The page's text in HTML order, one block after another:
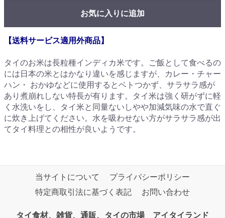
お気に入りに追加
【送料サービス適用外商品】
タイのお米は長粒種インディカ米です。ご飯として食べるの
には日本の米とはかなり違いを感じますが、カレー・チャー
ハン・ おかゆなどに使用するとベトつかず、サラサラ感が
あり煮崩れしない特長が有ります。タイ米は強く研がずに軽
く水洗いをし、タイ米と同量ないしやや加減気味の水で直ぐ
に炊き上げてください。水を吸わせない方がサラサラ感が出
てタイ料理との相性が良いようです。
当サイトについて
プライバシーポリシー
特定商取引法に基づく表記
お問い合わせ
タイ食材、雑貨、通販、タイの市場 アイタイランド